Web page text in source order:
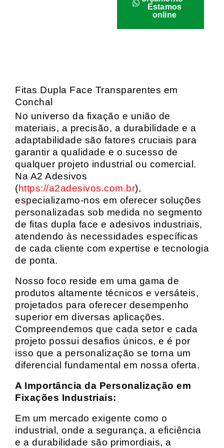
Estamos
online
Fitas Dupla Face Transparentes em
Conchal
No universo da fixação e união de
materiais, a precisão, a durabilidade e a
adaptabilidade são fatores cruciais para
garantir a qualidade e o sucesso de
qualquer projeto industrial ou comercial.
Na A2 Adesivos
(https://a2adesivos.com.br),
especializamo-nos em oferecer soluções
personalizadas sob medida no segmento
de fitas dupla face e adesivos industriais,
atendendo às necessidades específicas
de cada cliente com expertise e tecnologia
de ponta.
Nosso foco reside em uma gama de
produtos altamente técnicos e versáteis,
projetados para oferecer desempenho
superior em diversas aplicações.
Compreendemos que cada setor e cada
projeto possui desafios únicos, e é por
isso que a personalização se torna um
diferencial fundamental em nossa oferta.
A Importância da Personalização em
Fixações Industriais:
Em um mercado exigente como o
industrial, onde a segurança, a eficiência
e a durabilidade são primordiais, a